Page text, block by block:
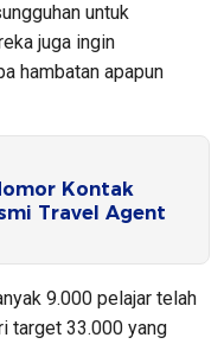
untuk
juga ingin
hambatan apapun
Kontak
Travel Agent
9.000 pelajar telah
target 33.000 yang